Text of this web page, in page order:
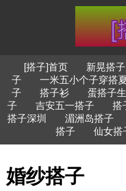
[搭子]首页 新晃搭子
子
一米五小个子穿搭
子
搭子衫 蛋搭子
子
吉安五一搭子 搭
搭子深圳
湄洲岛搭子
搭子
仙女搭
婚纱搭子